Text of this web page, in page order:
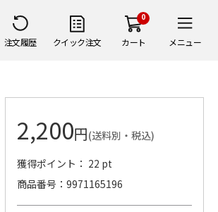
注文履歴 クイック注文
0
カート メニュー
2,200円(送料別・税込)
獲得ポイント： 22 pt
商品番号
9971165196